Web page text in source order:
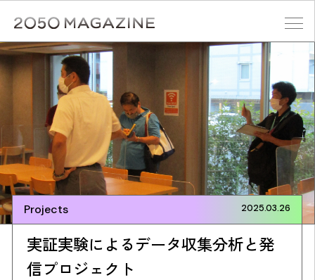
content
検索する
Projects 2025.03.26
実証実験によるデータ収集分析と発
信プロジェクト